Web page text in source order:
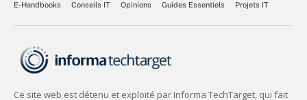
E-Handbooks Conseils IT Opinions Guides Essentiels Projets IT